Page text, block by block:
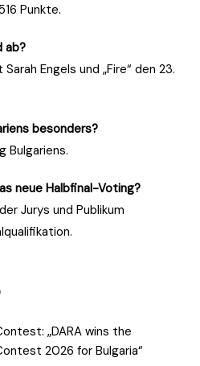
Punkte.
ab?
Engels und „Fire“ den 23.
besonders?
Bulgariens.
neue Halbfinal-Voting?
Jurys und Publikum
„DARA wins the
2026 for Bulgaria“